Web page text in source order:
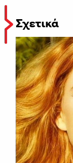
Σχετικά